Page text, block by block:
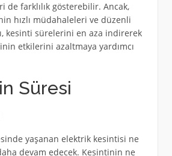
de farklılık gösterebilir. Ancak,
hızlı müdahaleleri ve düzenli
kesinti sürelerini en aza indirerek
etkilerini azaltmaya yardımcı
Süresi
yaşanan elektrik kesintisi ne
devam edecek. Kesintinin ne